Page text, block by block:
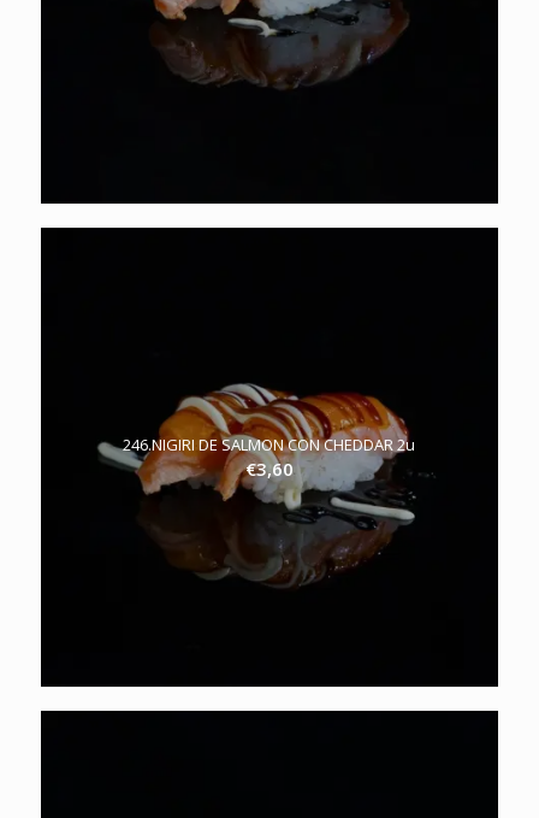
246.NIGIRI DE SALMON CON CHEDDAR 2u
€3,60